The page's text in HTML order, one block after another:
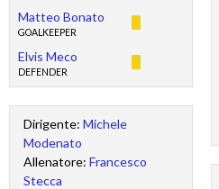
Matteo Bonato
GOALKEEPER
Elvis Meco
DEFENDER
Dirigente: Michele
Modenato
Allenatore: Francesco
Stecca